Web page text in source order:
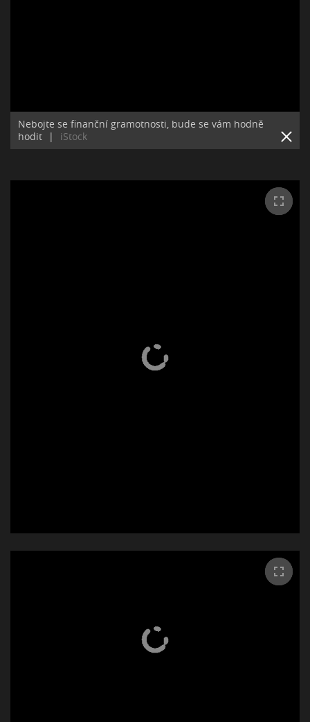
Nebojte se finanční gramotnosti, bude se vám hodně
hodit
| iStock